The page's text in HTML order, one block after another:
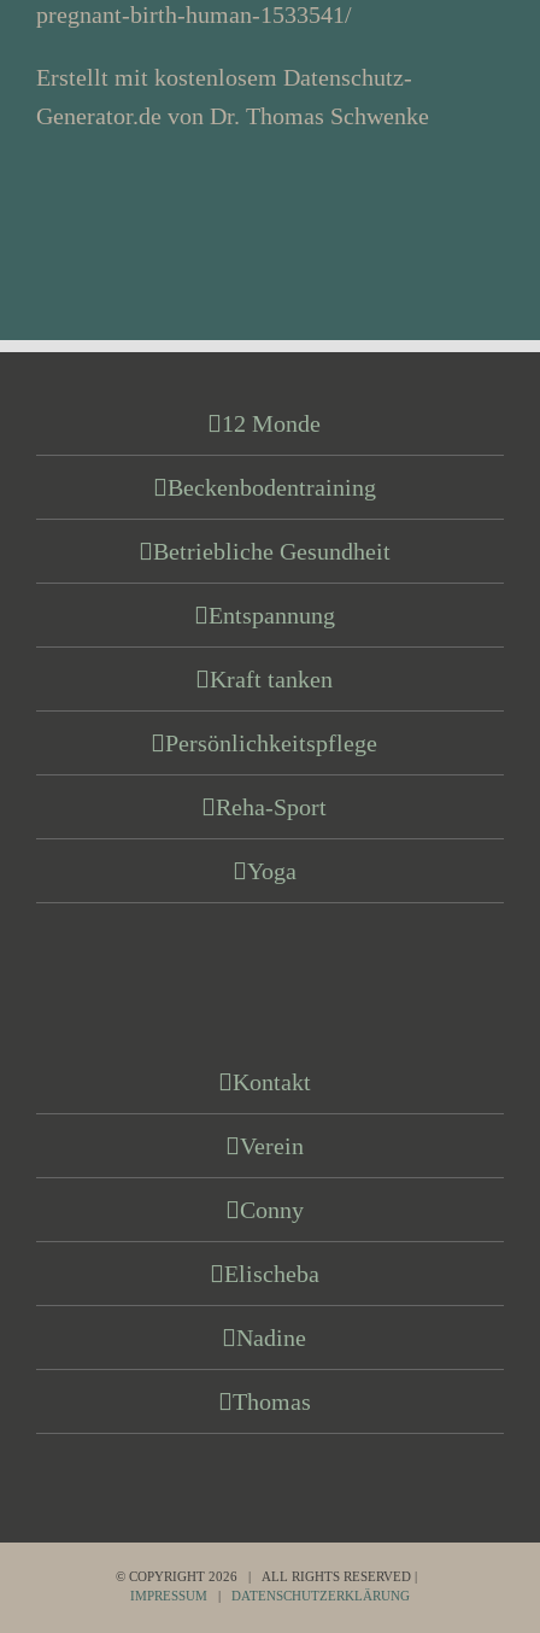
pregnant-birth-human-1533541/
Erstellt mit kostenlosem Datenschutz-
Generator.de von Dr. Thomas Schwenke
12 Monde
Beckenbodentraining
Betriebliche Gesundheit
Entspannung
Kraft tanken
Persönlichkeitspflege
Reha-Sport
Yoga
Kontakt
Verein
Conny
Elischeba
Nadine
Thomas
© COPYRIGHT 2026 | ALL RIGHTS RESERVED |
IMPRESSUM | DATENSCHUTZERKLÄRUNG